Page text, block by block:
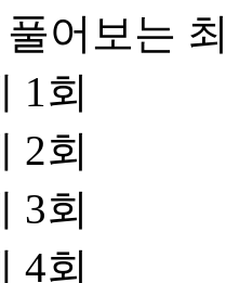
어보는
1회
2회
3회
4회